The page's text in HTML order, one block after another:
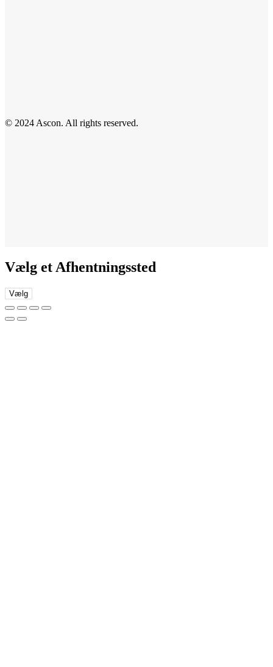
© 2024 Ascon. All rights reserved.
Vælg et Afhentningssted
Vælg